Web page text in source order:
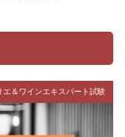
エ＆ワインエキスパート試験